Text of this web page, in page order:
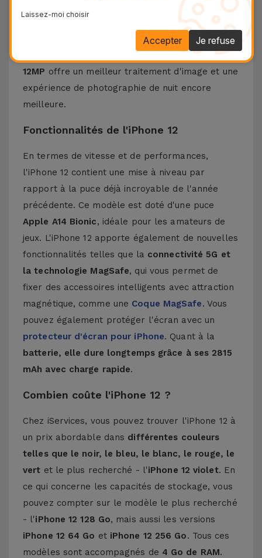
. En ce qui concerne les différences
écran OLED de
, offrant une expérience de visionnage
double capteur
12MP offre un meilleur traitement d'image et une
expérience de photographie de nuit encore
meilleure.
Fonctionnalités de l'iPhone 12
En termes de vitesse et de performances,
l'iPhone 12 contient une mise à niveau par
rapport à la puce déjà incroyable de l'année
précédente. Ce modèle est doté d'une puce
Apple A14 Bionic, idéale pour les amateurs de
jeux. L'iPhone 12 apporte également de nouvelles
fonctionnalités telles que la connectivité 5G et
la technologie MagSafe, qui vous permet de
fixer des accessoires intelligents avec attraction
magnétique, comme une Coque MagSafe. Vous
pouvez également protéger l'écran avec un
protecteur d'écran pour iPhone. Quant à la
batterie, elle dure longtemps grâce à ses 2815
mAh avec charge rapide.
Combien coûte l'iPhone 12 ?
Chez iServices, vous pouvez trouver l'iPhone 12 à
un prix abordable dans différentes couleurs
telles que le noir, le bleu, le blanc, le rouge, le
vert et le plus recherché - l'iPhone 12 violet. En
ce qui concerne les capacités de stockage, vous
pouvez compter sur le modèle le plus recherché
- l'iPhone 12 128 Go, mais aussi les versions
iPhone 12 64 Go et iPhone 12 256 Go. Tous ces
modèles sont accompagnés de 4 Go de RAM.
Laissez-moi choisir
Je refuse
Accepter